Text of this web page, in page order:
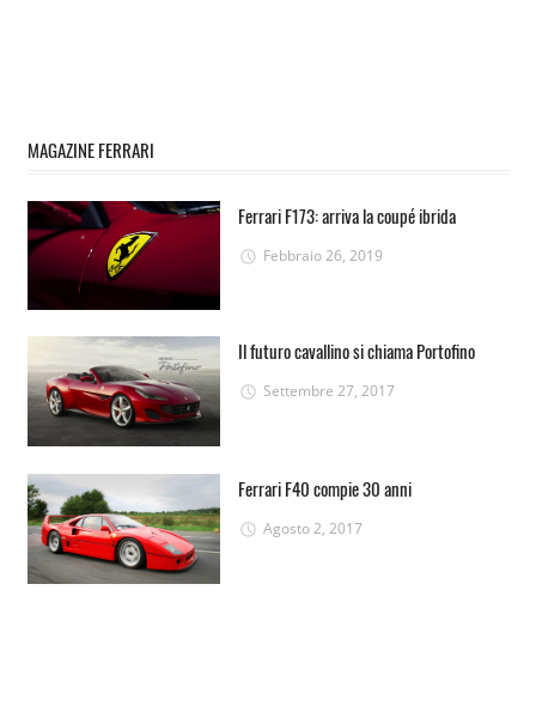
MAGAZINE FERRARI
Ferrari F173: arriva la coupé ibrida
Febbraio 26, 2019
Il futuro cavallino si chiama Portofino
Settembre 27, 2017
Ferrari F40 compie 30 anni
Agosto 2, 2017